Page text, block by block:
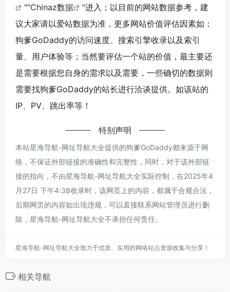
""Chinaz数据
"进入；以目前的网站数据参考，建
议大家请以爱站数据为准，更多网站价值评估因素如：
狗爹GoDaddy的访问速度、搜索引擎收录以及索引
量、用户体验等；当然要评估一个站的价值，最主要还
是需要根据您自身的需求以及需要，一些确切的数据则
需要找狗爹GoDaddy的站长进行洽谈提供。如该站的
IP、PV、跳出率等！
特别声明
本站星海导航-网址导航大全提供的狗爹GoDaddy都来源于网
络，不保证外部链接的准确性和完整性，同时，对于该外部链
接的指向，不由星海导航-网址导航大全实际控制，在2025年4
月27日 下午4:38收录时，该网页上的内容，都属于合规合法，
后期网页的内容如出现违规，可以直接联系网站管理员进行删
除，星海导航-网址导航大全不承担任何责任。
星海导航-网址导航大全致力于优质、实用的网络站点资源收集与分享！
相关导航